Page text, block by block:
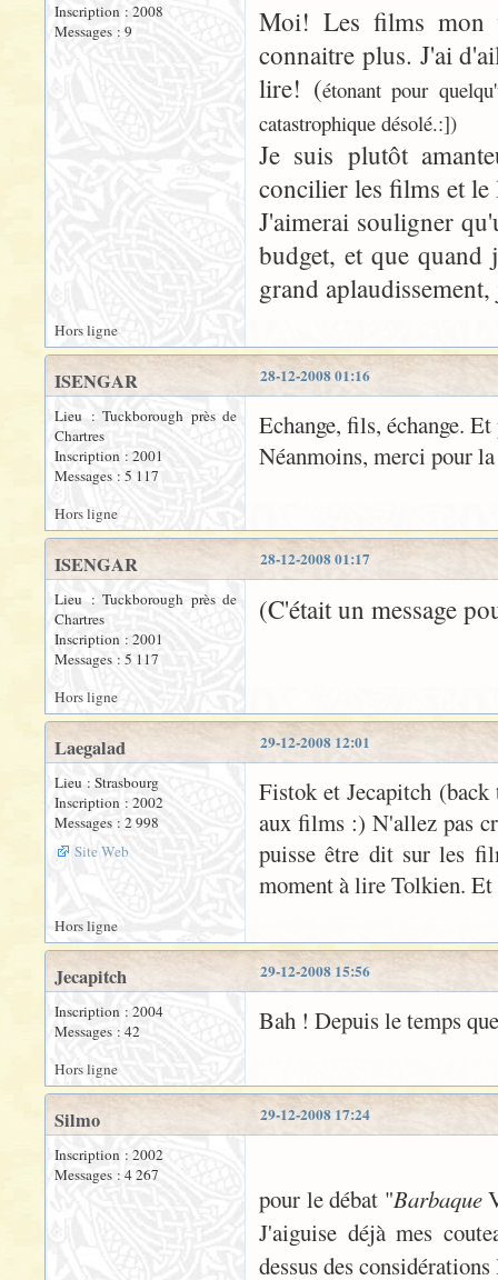
Inscription : 2008
Messages : 9
Moi! Les films mon
connaitre plus. J'ai
lire! (étonant pour
catastrophique désolé.:])
Je suis plutôt
concilier les films et
J'aimerai souligner
budget, et que
grand
Hors ligne
28-12-2008 01:16
ISENGAR
Lieu : Tuckborough près de
Chartres
Inscription : 2001
Messages : 5 117
Echange, fils, échange. Et
Néanmoins, merci pour
Hors ligne
28-12-2008 01:17
ISENGAR
Lieu : Tuckborough près de
Chartres
Inscription : 2001
Messages : 5 117
(C'était un message
Hors ligne
29-12-2008 12:01
Laegalad
Lieu : Strasbourg
Inscription : 2002
Messages : 2 998
Site Web
Fistok et Jecapitch
aux films :) N'allez pas
puisse être dit sur les
moment à lire Tolkien. Et
Hors ligne
29-12-2008 15:56
Jecapitch
Inscription : 2004
Messages : 42
Bah ! Depuis le temps
Hors ligne
29-12-2008 17:24
Silmo
Inscription : 2002
Messages : 4 267
pour le débat "Barbaque
J'aiguise déjà mes
dessus des